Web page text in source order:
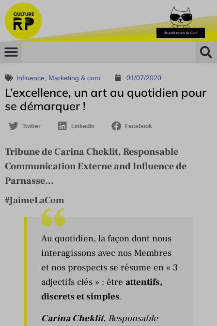
Influence Marketing & com' 01/07/2020
L’excellence, un art au quotidien pour
se démarquer !
Twitter LinkedIn Facebook
Tribune de Carina Cheklit, Responsable
Communication Externe and Influence de
Parnasse...
#JaimeLaCom
Au quotidien, la façon dont nous
interagissons avec nos Membres
et nos prospects se résume en « 3
adjectifs clés » : être attentifs,
discrets et simples.
Carina Cheklit, Responsable